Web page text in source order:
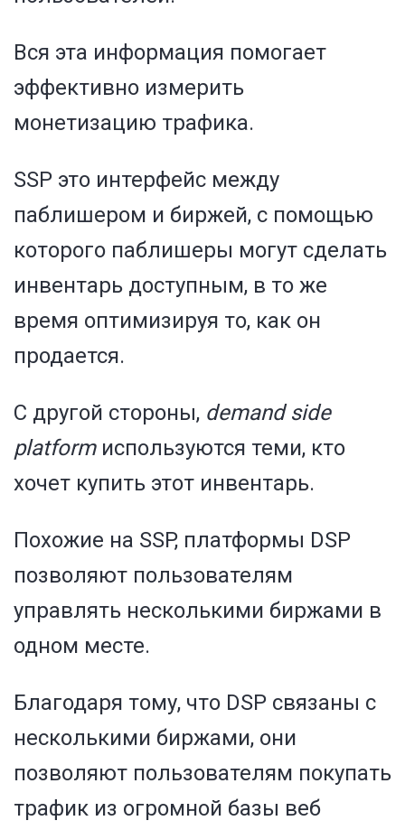
Вся эта информация помогает
эффективно измерить
монетизацию трафика.
SSP это интерфейс между
паблишером и биржей, с помощью
которого паблишеры могут сделать
инвентарь доступным, в то же
время оптимизируя то, как он
продается.
С другой стороны, demand side
platformиспользуются теми, кто
хочет купить этот инвентарь.
Похожие на SSP, платформы DSP
позволяют пользователям
управлять несколькими биржами в
одном месте.
Благодаря тому, что DSP связаны с
несколькими биржами, они
позволяют пользователям покупать
трафик из огромной базы веб